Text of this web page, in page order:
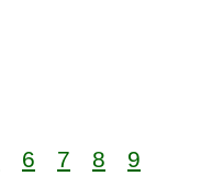
6 7 8 9